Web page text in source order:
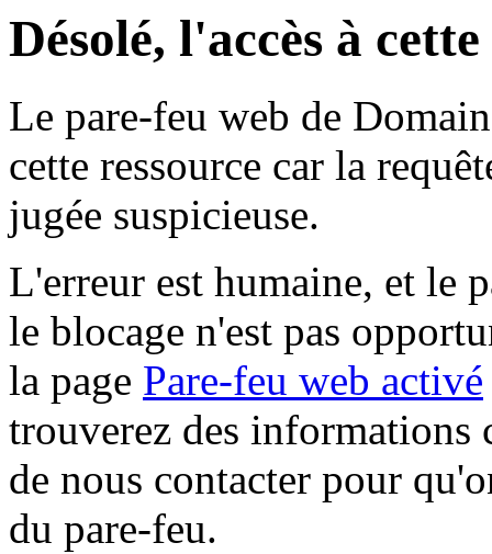
Désolé, l'accès à
Le pare-feu web de
cette ressource car la
jugée suspicieuse.
L'erreur est humaine, et le
le blocage n'est pas
la page Pare-feu web activé
trouverez des informations
de nous contacter pour
du pare-feu.